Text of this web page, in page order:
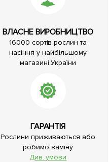
ВЛАСНЕ ВИРОБНИЦТВО
16000 сортів рослин та
насіння у найбільшому
магазині України
ГАРАНТІЯ
Рослини приживаються або
робимо заміну
Див. умови